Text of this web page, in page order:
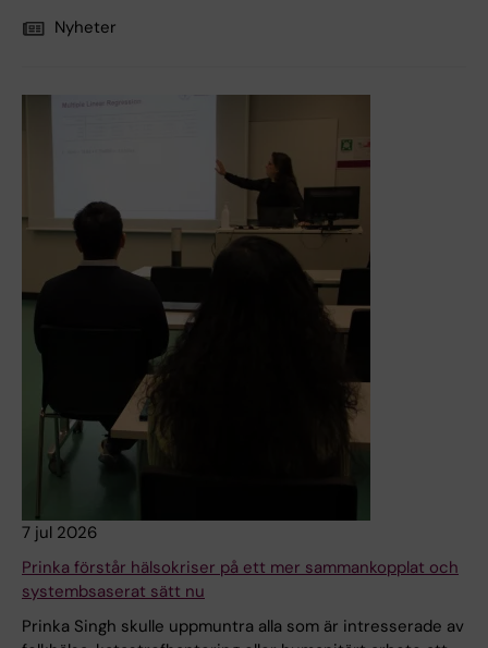
Nyheter
7 jul 2026
Prinka förstår hälsokriser på ett mer sammankopplat och
systembsaserat sätt nu
Prinka Singh skulle uppmuntra alla som är intresserade av